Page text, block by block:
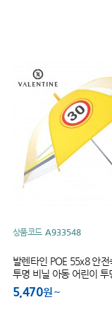
상품코드 A933548
발렌타인 POE 55x8 안
투명 비닐 아동 어린이 투
장우산
5,470원